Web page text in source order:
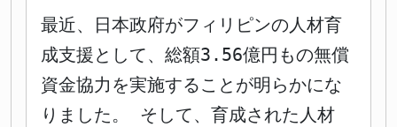
最近、日本政府がフィリピンの人材育
成支援として、総額3.56億円もの無償
資金協力を実施することが明らかにな
りました。 そして、育成された人材